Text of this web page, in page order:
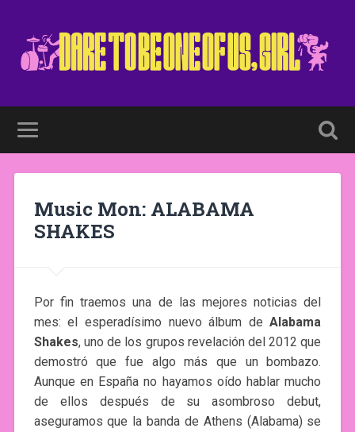
Music Mon: ALABAMA
SHAKES
Por fin traemos una de las mejores noticias del
mes: el esperadísimo nuevo álbum de Alabama
Shakes, uno de los grupos revelación del 2012 que
demostró que fue algo más que un bombazo.
Aunque en España no hayamos oído hablar mucho
de ellos después de su asombroso debut,
aseguramos que la banda de Athens (Alabama) se